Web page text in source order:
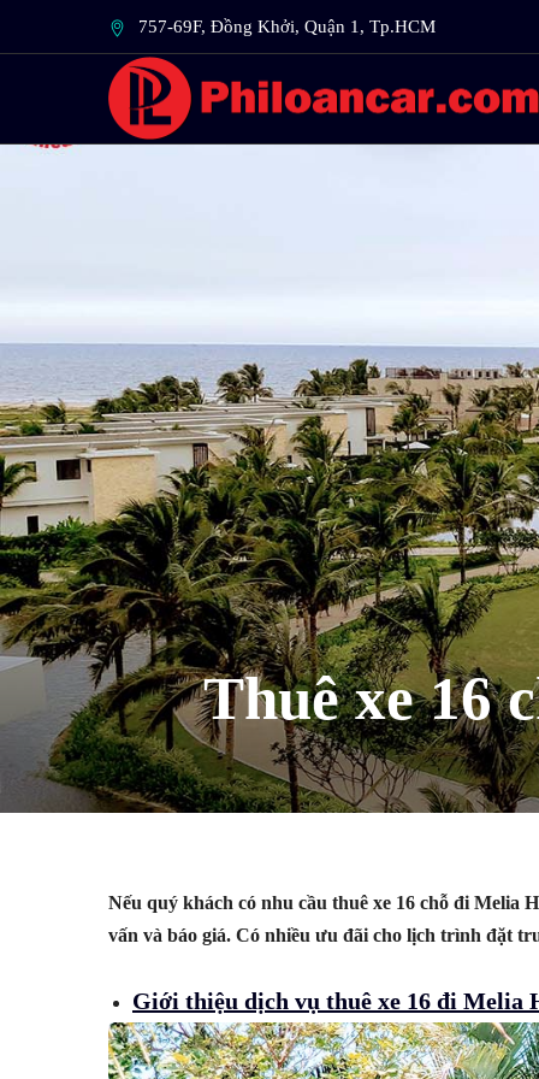
757-69F, Đồng Khởi, Quận 1, Tp.HCM
Thuê xe 16
Nếu quý khách có nhu cầu thuê xe 16 chỗ đi
vấn và báo giá. Có nhiều ưu đãi cho lịch trình đặt
Giới thiệu dịch vụ thuê xe 16 đi Melia